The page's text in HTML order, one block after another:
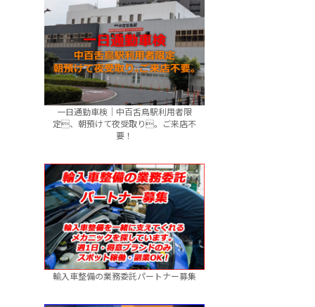
一日通勤車検｜中百舌鳥駅利用者限
定、朝預けて夜受取り。ご来店不
要！
輸入車整備の業務委託パートナー募集